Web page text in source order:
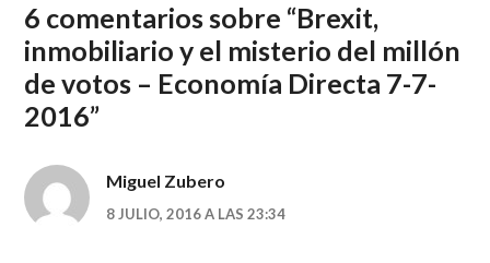
6 comentarios sobre “Brexit,
inmobiliario y el misterio del millón
de votos – Economía Directa 7-7-
2016”
Miguel Zubero
8 JULIO, 2016 A LAS 23:34